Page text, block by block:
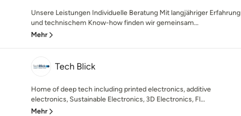
Unsere Leistungen Individuelle Beratung Mit langjähriger Erfahrung
und technischem Know-how finden wir gemeinsam...
Mehr
Tech Blick
Home of deep tech including printed electronics, additive
electronics, Sustainable Electronics, 3D Electronics, Fl...
Mehr